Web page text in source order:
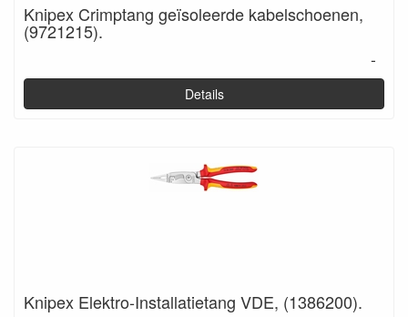
Knipex Crimptang geïsoleerde kabelschoenen,
(9721215).
-
Details
Knipex Elektro-Installatietang VDE, (1386200).